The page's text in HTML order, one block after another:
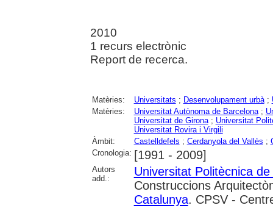
2010
1 recurs electrònic
Report de recerca.
Matèries: Universitats ; Desenvolupament urbà;
Matèries:
Universitat Autònoma de Barcelona;
Universitat de Girona; Universitat
Universitat Rovira i Virgili
Àmbit:
Castelldefels ; Cerdanyola del Vallès ;
Cronologia: [1991 - 2009]
Autors
add.:
Universitat Politècnica
Construccions
Catalunya. CPSV -